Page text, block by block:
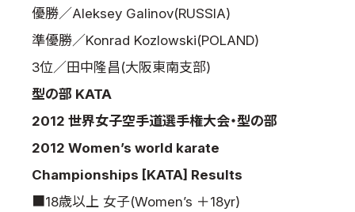
公式記録
試合規則
入門のご案内
一般の部・壮年部の方
会員制度
優勝／Aleksey Galinov(RUSSIA)
準優勝／Konrad Kozlowski(POLAND)
3位／田中隆昌(大阪東南支部)
型の部 KATA
2012 世界女子空手道選手権大会・型の部
2012 Women’s world karate
Championships [KATA] Results
■18歳以上 女子(Women’s ＋18yr)